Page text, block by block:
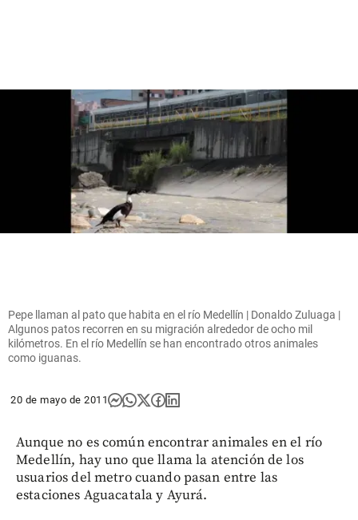
Pepe llaman al pato que habita en el río Medellín | Donaldo Zuluaga |
Algunos patos recorren en su migración alrededor de ocho mil
kilómetros. En el río Medellín se han encontrado otros animales
como iguanas.
20 de mayo de 2011
Aunque no es común encontrar animales en el río
Medellín, hay uno que llama la atención de los
usuarios del metro cuando pasan entre las
estaciones Aguacatala y Ayurá.